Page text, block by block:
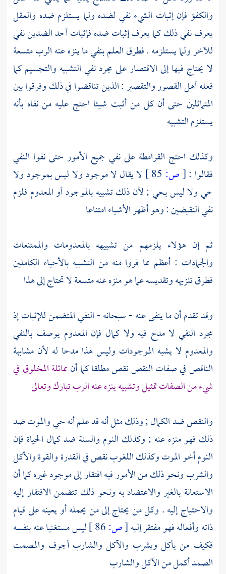
والكفؤ فإن إثبات الشيء نفي لضده ولما يستلزم ضده والعقل
يعرف نفي ذلك كما يعرف إثبات ضده فإثبات أحد الضدين نفي
للآخر ولما يستلزمه . فطرق العلم بنفي ما ينزه عنه الرب متسعة
لا يحتاج فيها إلى الاقتصار على مجرد نفي التشبيه والتجسيم كما
فعله أهل القصور والتقصير : الذين تناقضوا في ذلك وفرقوا بين
المتماثلين حتى أن كل من أثبت شيئا احتج عليه من نفاه بأنه
يستلزم التشبيه
وكذلك احتج القرامطةعلى نفي جميع الأمور حتى نفوا النفي
فقالوا :[ص:
لا يقال لا موجود ولا ليس بموجود ولا
حي ولا ليس بحي ; لأن ذلك تشبيه بالموجود أو المعدوم فلزم
نفي النقيضين : وهو أظهر الأشياء امتناعا
ثم إن هؤلاء يلزمهم من تشبيهه بالمعدومات والممتنعات
والجمادات : أعظم مما فروا منه من التشبيه بالأحياء الكاملين
فطرق تنزيهه وتقديسه عما هو منزه عنه متسعة لا تحتاج إلى هذا
وقد تقدم أن ما ينفى عنه - سبحانه - النفي المتضمن للإثبات إذ
مجرد النفي لا مدح فيه ولا كمال فإن المعدوم يوصف بالنفي
والمعدوم لا يشبه الموجودات وليس هذا مدحا له لأن مشابهة
الناقص في صفات النقص نقص مطلقا كما أنمماثلة المخلوق في
شيء من الصفات تمثيل وتشبيه ينزه عنه الرب تبارك وتعالى
والنقص ضد الكمال ; وذلك مثل أنه قد علم أنه حي والموت ضد
ذلك فهو منزه عنه ; وكذلك النوم والسنة ضد كمال الحياة فإن
النوم أخو الموت وكذلك اللغوب نقص في القدرة والقوة والأكل
والشرب ونحو ذلك من الأمور فيه افتقار إلى موجود غيره كما أن
الاستعانة بالغير والاعتضاد به ونحو ذلك تتضمن الافتقار إليه
والاحتياج إليه . وكل من يحتاج إلى من يحمله أو يعينه على قيام
ذاته وأفعاله فهو مفتقر إليه[ص:
ليس مستغنيا عنه بنفسه
فكيف من يأكل ويشرب والآكل والشارب أجوف والمصمت
الصمد أكمل من الآكل والشارب